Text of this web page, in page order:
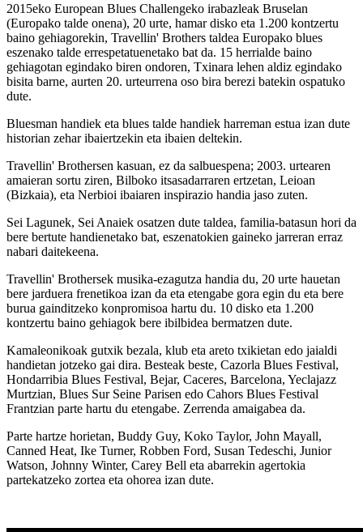
2015eko European Blues Challengeko irabazleak Bruselan
(Europako talde onena), 20 urte, hamar disko eta 1.200 kontzertu
baino gehiagorekin, Travellin' Brothers taldea Europako blues
eszenako talde errespetatuenetako bat da. 15 herrialde baino
gehiagotan egindako biren ondoren, Txinara lehen aldiz egindako
bisita barne, aurten 20. urteurrena oso bira berezi batekin ospatuko
dute.
Bluesman handiek eta blues talde handiek harreman estua izan dute
historian zehar ibaiertzekin eta ibaien deltekin.
Travellin' Brothersen kasuan, ez da salbuespena; 2003. urtearen
amaieran sortu ziren, Bilboko itsasadarraren ertzetan, Leioan
(Bizkaia), eta Nerbioi ibaiaren inspirazio handia jaso zuten.
Sei Lagunek, Sei Anaiek osatzen dute taldea, familia-batasun hori da
bere bertute handienetako bat, eszenatokien gaineko jarreran erraz
nabari daitekeena.
Travellin' Brothersek musika-ezagutza handia du, 20 urte hauetan
bere jarduera frenetikoa izan da eta etengabe gora egin du eta bere
burua gainditzeko konpromisoa hartu du. 10 disko eta 1.200
kontzertu baino gehiagok bere ibilbidea bermatzen dute.
Kamaleonikoak gutxik bezala, klub eta areto txikietan edo jaialdi
handietan jotzeko gai dira. Besteak beste, Cazorla Blues Festival,
Hondarribia Blues Festival, Bejar, Caceres, Barcelona, Yeclajazz
Murtzian, Blues Sur Seine Parisen edo Cahors Blues Festival
Frantzian parte hartu du etengabe. Zerrenda amaigabea da.
Parte hartze horietan, Buddy Guy, Koko Taylor, John Mayall,
Canned Heat, Ike Turner, Robben Ford, Susan Tedeschi, Junior
Watson, Johnny Winter, Carey Bell eta abarrekin agertokia
partekatzeko zortea eta ohorea izan dute.